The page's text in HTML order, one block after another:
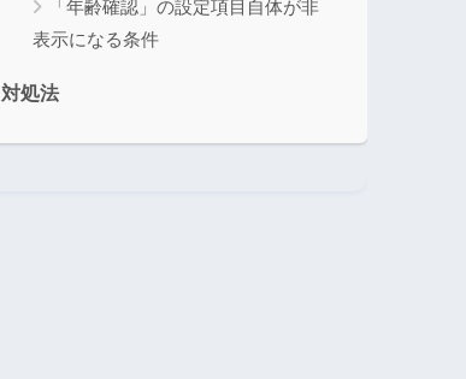
「年齢確認」の設定項目自体が非
表示になる条件
対処法